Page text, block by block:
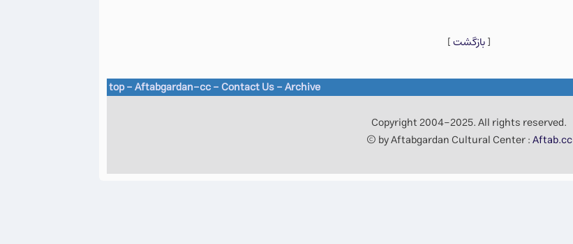
[بازگشت]
top-Aftabgardan-cc-Contact Us -Archive
Copyright 2004-2025. All rights reserved.
© by Aftabgardan Cultural Center :Aftab.cc